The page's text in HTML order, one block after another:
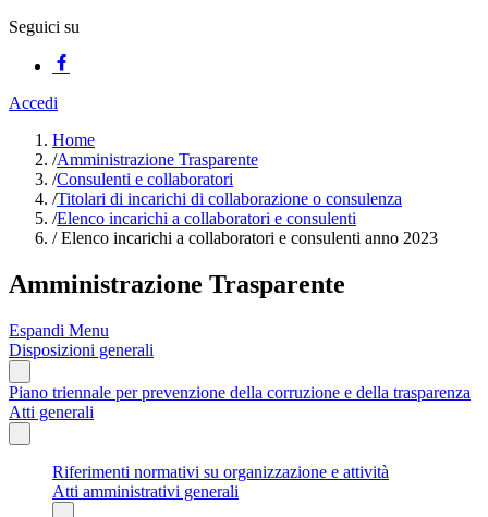
Seguici su
Accedi
Home
/Amministrazione Trasparente
/Consulenti e collaboratori
/Titolari di incarichi di collaborazione o consulenza
/Elenco incarichi a collaboratori e consulenti
/Elenco incarichi a collaboratori e consulenti anno 2023
Amministrazione Trasparente
Espandi Menu
Disposizioni generali
Piano triennale per prevenzione della corruzione e della trasparenza
Atti generali
Riferimenti normativi su organizzazione e attività
Atti amministrativi generali